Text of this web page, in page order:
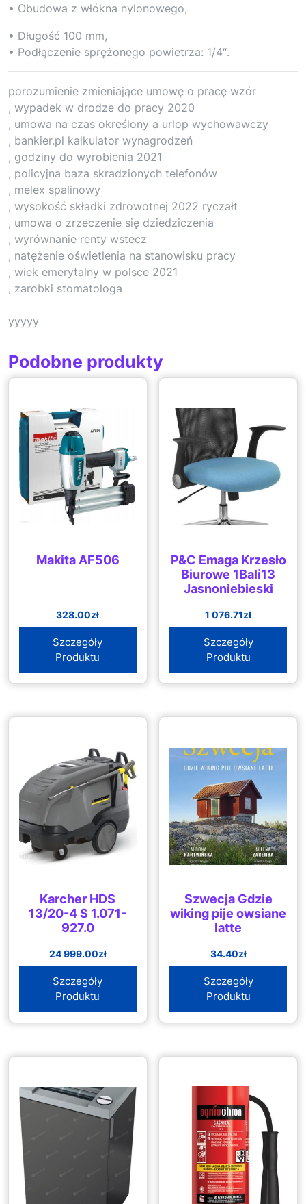
• Obudowa z włókna nylonowego,
• Długość 100 mm,
• Podłączenie sprężonego powietrza: 1/4″.
porozumienie zmieniające umowę o pracę wzór
, wypadek w drodze do pracy 2020
, umowa na czas określony a urlop wychowawczy
, bankier.pl kalkulator wynagrodzeń
, godziny do wyrobienia 2021
, policyjna baza skradzionych telefonów
, melex spalinowy
, wysokość składki zdrowotnej 2022 ryczałt
, umowa o zrzeczenie się dziedziczenia
, wyrównanie renty wstecz
, natężenie oświetlenia na stanowisku pracy
, wiek emerytalny w polsce 2021
, zarobki stomatologa
yyyyy
Podobne produkty
Makita AF506
328.00zł
Szczegóły
Produktu
P&C Emaga Krzesło
Biurowe 1Bali13
Jasnoniebieski
1 076.71zł
Szczegóły
Produktu
Karcher HDS
13/20-4 S 1.071-
927.0
24 999.00zł
Szczegóły
Produktu
Szwecja Gdzie
wiking pije owsiane
latte
34.40zł
Szczegóły
Produktu